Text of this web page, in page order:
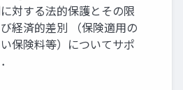
対する法的保護とその限
経済的差別 （保険適用の
保険料等）についてサポ